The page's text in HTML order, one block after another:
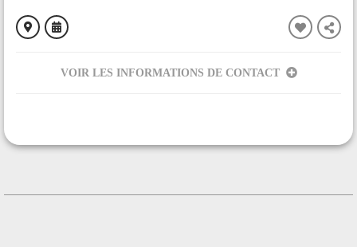
VOIR LES INFORMATIONS DE CONTACT
CONTACT
Contacter l'organisateur